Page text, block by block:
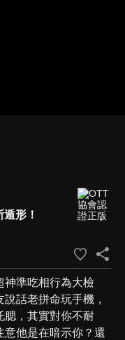
形！
神準吃相行為大檢
話老拼命玩手機，
腮，其實對你不耐
意他是在暗示你？還